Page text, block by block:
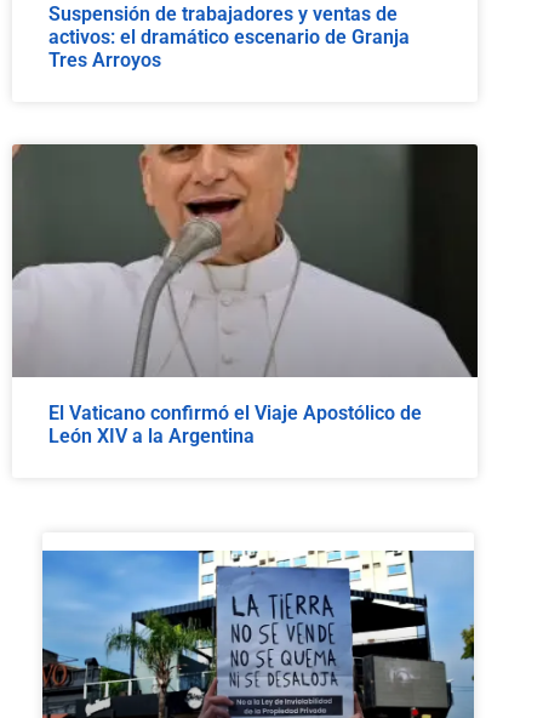
Suspensión de trabajadores y ventas de
activos: el dramático escenario de Granja
Tres Arroyos
El Vaticano confirmó el Viaje Apostólico de
León XIV a la Argentina